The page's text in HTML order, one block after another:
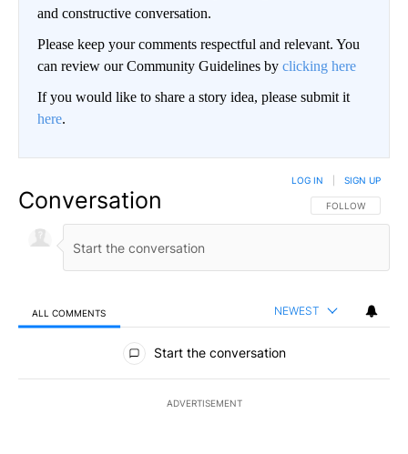
and constructive conversation.
Please keep your comments respectful and relevant. You
can review our Community Guidelines by clicking here
If you would like to share a story idea, please submit it
here.
Conversation FOLLOW THIS
FOLLOW
LOG IN SIGN UP
ALL COMMENTS NEWEST
All Comments
Start the conversation
ADVERTISEMENT